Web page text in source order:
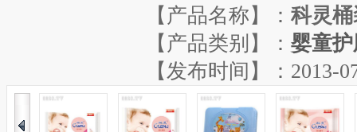
【产品名称】： 科灵
【产品类别】： 婴童
【发布时间】：2013-